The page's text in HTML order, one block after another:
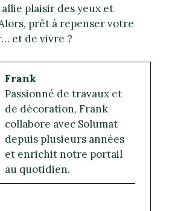
plaisir des yeux et
prêt à repenser votre
et de vivre ?
Frank
Passionné de travaux et
de décoration, Frank
collabore avec Solumat
depuis plusieurs années
et enrichit notre portail
au quotidien.